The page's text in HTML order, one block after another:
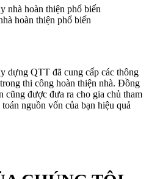
hoàn thiện phổ biến
dựng QTT đã cung cấp các thông
thi công hoàn thiện nhà. Đồng
cũng được đưa ra cho gia chủ tham
nguồn vốn của bạn hiệu quả